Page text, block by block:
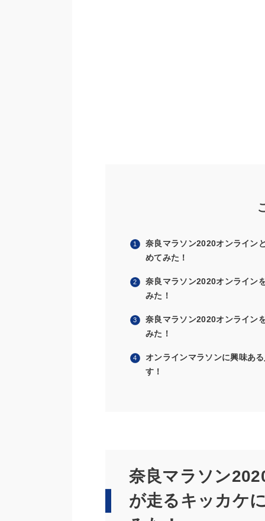
奈良マラソン2020オンライン
めてみた！
奈良マラソン2020オンライン
みた！
奈良マラソン2020オンライン
みた！
オンラインマラソンに興味あ
す！
奈良マラソン
が走るキッカケ